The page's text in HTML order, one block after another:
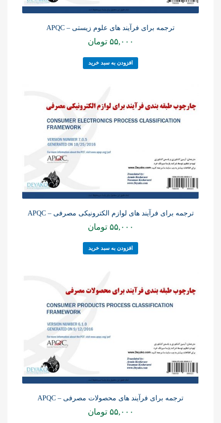
ترجمه برای فرآیند های علوم زیستی – APQC
۵۵,۰۰۰ تومان
افزودن به سبد خرید
ترجمه برای فرآیند های لوازم الکترونیکی مصرفی – APQC
۵۵,۰۰۰ تومان
افزودن به سبد خرید
ترجمه برای فرآیند های محصولات مصرفی – APQC
۵۵,۰۰۰ تومان